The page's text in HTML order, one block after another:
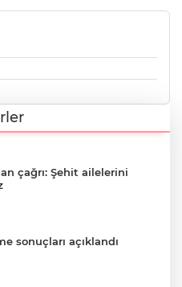
çağrı: Şehit ailelerini
sonuçları açıklandı